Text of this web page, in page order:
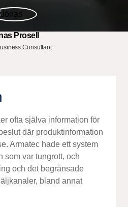
Prosell
Consultant
ofta själva information för
där produktinformation
Armatec hade ett system
som var tungrott, och
och det be­­­gränsade
bland annat